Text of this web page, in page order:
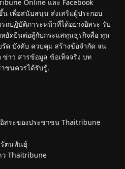
Online และ Facebook
เพื่อสนับสนุน ส่งเสริมผู้ประกอบ
ถปฏิบัติภาระหน้าที่ได้อย่างอิสระ รับ
ยัดยืนต่อสู้กับกระแสทุนธุรกิจสื่อ ทุน
ด บังคับ ควบคุม สร้างข้อจำกัด จน
าว สารข้อมูล ข้อเท็จจริง บท
ชนควรได้รับรู้.
สระของประชาชน Thaitribune
รัตนพันธุ์
Thaitribune